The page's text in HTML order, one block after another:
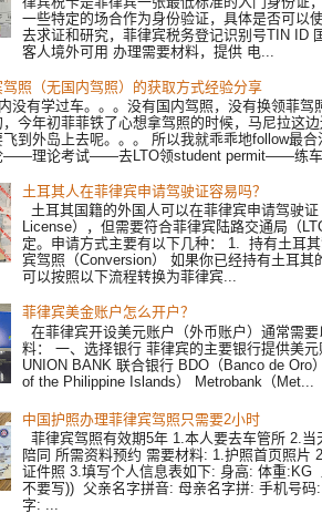
一些特定的场合作为身份验证，具体是否可以
去求证和研究，菲律宾税务登记识别号TIN ID
客人境外可用 办理需要材料，提供 电...
照（无国内驾照）的获取方式经验分享
没有学过车。。。没有国内驾照，没有换领菲驾
今年初菲菲铁了心想拿驾照的时候，马尼拉这
飞到外岛上去呢。。。 所以我就乖乖地follow最
——理论考试——去LTO领student permit——练
土耳其人在菲律宾申请驾驶证容易吗？
土耳其国籍的外国人可以在菲律宾申请驾驶证
License），但需要符合菲律宾陆路交通局（
定。申请方式主要有以下几种： 1. 持有土耳
宾驾照（Conversion） 如果你已经持有土耳其
可以按照以下流程转换为菲律宾...
菲律宾美金账户怎么开户？
在菲律宾开设美元账户（外币账户）通常需
料： 一、选择银行 菲律宾的主要银行提供美
UNION BANK 联合银行 BDO（Banco de Oro
of the Philippine Islands） Metrobank（Met...
中国护照办理菲律宾驾照只需要2小时
菲律宾驾照有效期5年 1.本人要去车管所 2.当
陪同 所需资料预约 需要材料: 1.护照首页照片
证件照 3.填写个人信息表如下: 身高: 体重:KG
不要写)) 父亲名字拼音: 母亲名字拼: 手机号码
字: ...